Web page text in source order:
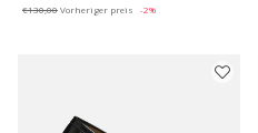
€130,00Vorheriger preis -2%